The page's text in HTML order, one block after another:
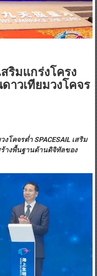
สริมแกร่งโครง
าวเทียมวงโคจร
งโคจรต่ำ SPACESAIL เสริม
างพื้นฐานด้านดิจิทัลของ